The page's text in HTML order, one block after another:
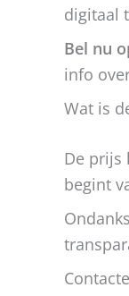
digitaal
Bel nu
info
Wat is
De prijs
begint